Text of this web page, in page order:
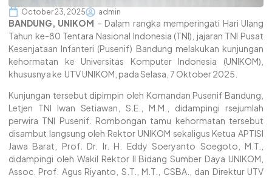
October 23, 2025 admin
BANDUNG, UNIKOM – Dalam rangka memperingati Hari Ulang
Tahun ke-80 Tentara Nasional Indonesia (TNI), jajaran TNI Pusat
Kesenjataan Infanteri (Pusenif) Bandung melakukan kunjungan
kehormatan ke Universitas Komputer Indonesia (UNIKOM),
khususnya ke UTV UNIKOM, pada Selasa, 7 Oktober 2025.
Kunjungan tersebut dipimpin oleh Komandan Pusenif Bandung,
Letjen TNI Iwan Setiawan, S.E., M.M., didampingi rsejumlah
perwira TNI Pusenif. Rombongan tamu kehormatan tersebut
disambut langsung oleh Rektor UNIKOM sekaligus Ketua APTISI
Jawa Barat, Prof. Dr. Ir. H. Eddy Soeryanto Soegoto, M.T.,
didampingi oleh Wakil Rektor II Bidang Sumber Daya UNIKOM,
Assoc. Prof. Agus Riyanto, S.T., M.T., CSBA., dan Direktur UTV